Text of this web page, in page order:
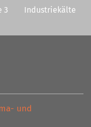
3 Industriekälte
und